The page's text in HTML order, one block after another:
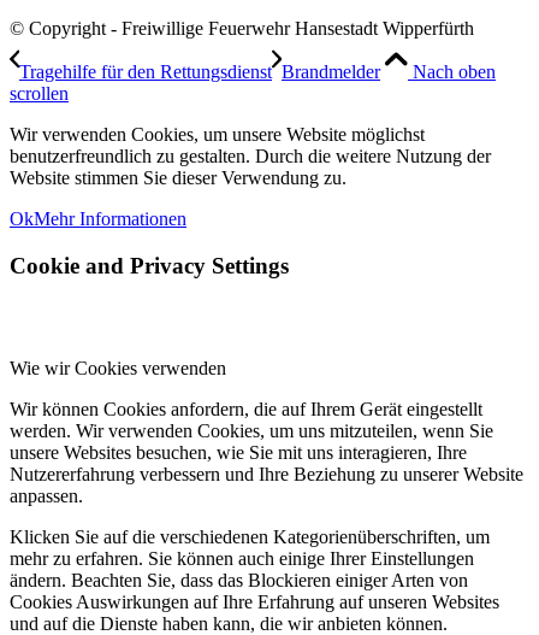
© Copyright - Freiwillige Feuerwehr Hansestadt Wipperfürth
Tragehilfe für den Rettungsdienst Brandmelder
Nach oben
scrollen
Wir verwenden Cookies, um unsere Website möglichst
benutzerfreundlich zu gestalten. Durch die weitere Nutzung der
Website stimmen Sie dieser Verwendung zu.
OkMehr Informationen
Cookie and Privacy Settings
Wie wir Cookies verwenden
Wir können Cookies anfordern, die auf Ihrem Gerät eingestellt
werden. Wir verwenden Cookies, um uns mitzuteilen, wenn Sie
unsere Websites besuchen, wie Sie mit uns interagieren, Ihre
Nutzererfahrung verbessern und Ihre Beziehung zu unserer Website
anpassen.
Klicken Sie auf die verschiedenen Kategorienüberschriften, um
mehr zu erfahren. Sie können auch einige Ihrer Einstellungen
ändern. Beachten Sie, dass das Blockieren einiger Arten von
Cookies Auswirkungen auf Ihre Erfahrung auf unseren Websites
und auf die Dienste haben kann, die wir anbieten können.